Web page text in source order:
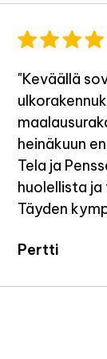
"Keväällä
heinäkuun
Tela ja
huolellista
Täyden
Pertti